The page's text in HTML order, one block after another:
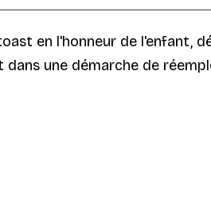
en l'honneur de l'enfant,
une démarche de